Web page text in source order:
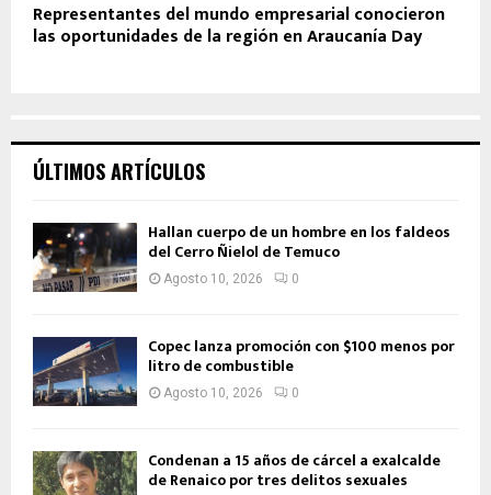
Representantes del mundo empresarial conocieron
las oportunidades de la región en Araucanía Day
ÚLTIMOS ARTÍCULOS
Hallan cuerpo de un hombre en los faldeos
del Cerro Ñielol de Temuco
Agosto 10, 2026 0
Copec lanza promoción con $100 menos por
litro de combustible
Agosto 10, 2026 0
Condenan a 15 años de cárcel a exalcalde
de Renaico por tres delitos sexuales